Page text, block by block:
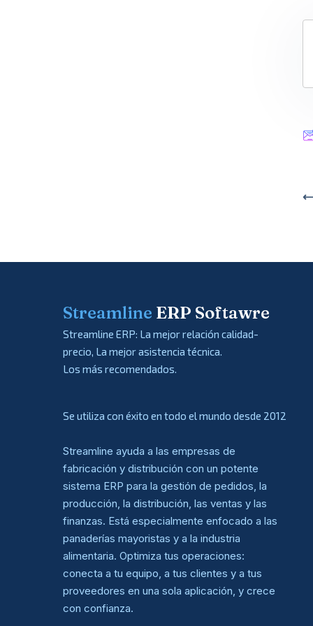
⟵
Streamline ERP Softawre
Streamline ERP: La mejor relación calidad-
precio, La mejor asistencia técnica.
Los más recomendados.
Se utiliza con éxito en todo el mundo desde 2012
Streamline ayuda a las empresas de
fabricación y distribución con un potente
sistema ERP para la gestión de pedidos, la
producción, la distribución, las ventas y las
finanzas. Está especialmente enfocado a las
panaderías mayoristas y a la industria
alimentaria. Optimiza tus operaciones:
conecta a tu equipo, a tus clientes y a tus
proveedores en una sola aplicación, y crece
con confianza.